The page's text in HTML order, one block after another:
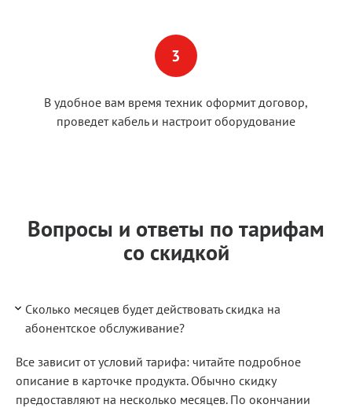
В удобное вам время техник оформит договор,
проведет кабель и настроит оборудование
Вопросы и ответы по тарифам
со скидкой
Сколько месяцев будет действовать скидка на
абонентское обслуживание?
Все зависит от условий тарифа: читайте подробное
описание в карточке продукта. Обычно скидку
предоставляют на несколько месяцев. По окончании